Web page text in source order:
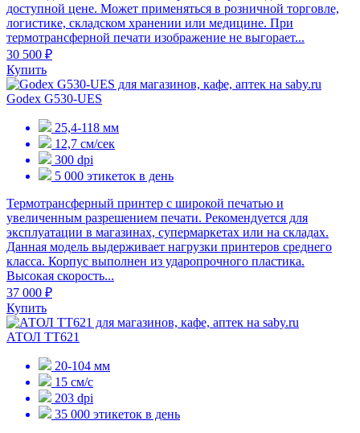
доступной цене. Может применяться в розничной торговле,
логистике, складском хранении или медицине. При
термотрансферной печати изображение не выгорает...
30 500 ₽
Купить
Godex G530-UES
25,4-118 мм
12,7 см/сек
300 dpi
5 000 этикеток в день
Термотрансферный принтер с широкой печатью и
увеличенным разрешением печати. Рекомендуется для
эксплуатации в магазинах, супермаркетах или на складах.
Данная модель выдерживает нагрузки принтеров среднего
класса. Корпус выполнен из ударопрочного пластика.
Высокая скорость...
37 000 ₽
Купить
АТОЛ TT621
20-104 мм
15 см/с
203 dpi
35 000 этикеток в день